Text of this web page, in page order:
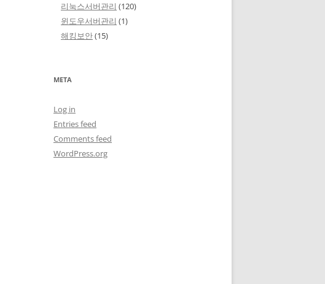
리눅스서버관리 (120)
윈도우서버관리 (1)
해킹보안(15)
META
Log in
Entries feed
Comments feed
WordPress.org